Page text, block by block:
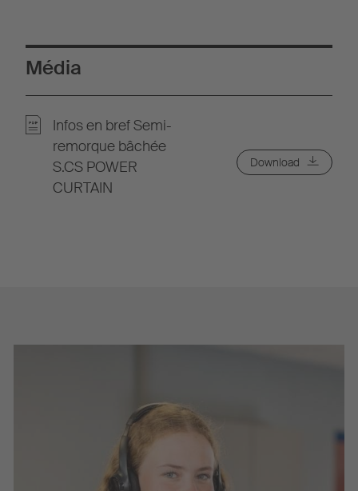
Média
Infos en bref Semi-
remorque bâchée
S.CS POWER
CURTAIN
Download